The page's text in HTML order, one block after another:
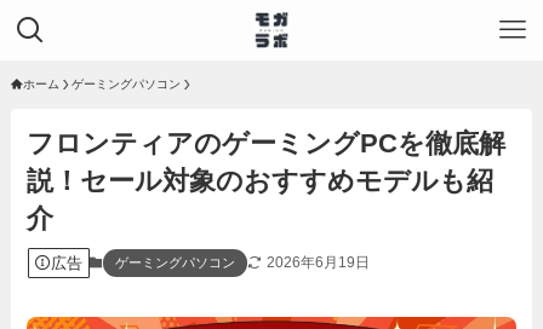
ホーム ゲーミングパソコン
フロンティアのゲーミングPCを徹底解
説！セール対象のおすすめモデルも紹
介
広告 ゲーミングパソコン 2026年6月19日